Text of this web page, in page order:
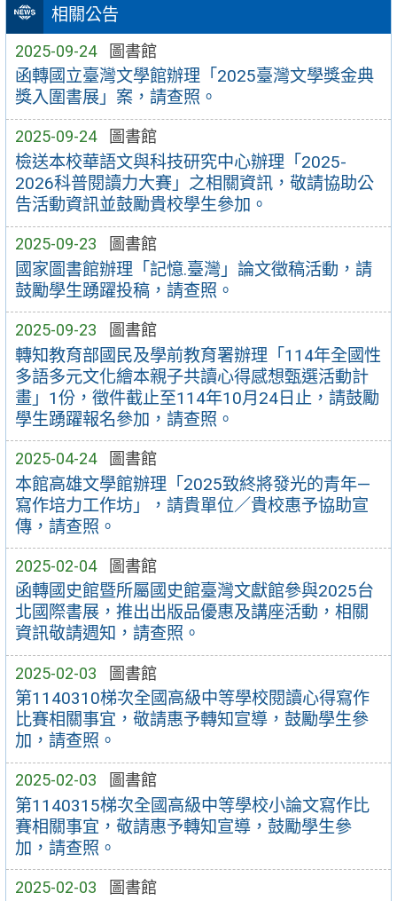
相關公告
2025-09-24 圖書館
函轉國立臺灣文學館辦理「2025臺灣文學獎金典
獎入圍書展」案，請查照。
2025-09-24 圖書館
檢送本校華語文與科技研究中心辦理「2025-
2026科普閱讀力大賽」之相關資訊，敬請協助公
告活動資訊並鼓勵貴校學生參加。
2025-09-23 圖書館
國家圖書館辦理「記憶.臺灣」論文徵稿活動，請
鼓勵學生踴躍投稿，請查照。
2025-09-23 圖書館
轉知教育部國民及學前教育署辦理「114年全國性
多語多元文化繪本親子共讀心得感想甄選活動計
畫」1份，徵件截止至114年10月24日止，請鼓勵
學生踴躍報名參加，請查照。
2025-04-24 圖書館
本館高雄文學館辦理「2025致終將發光的青年—
寫作培力工作坊」，請貴單位／貴校惠予協助宣
傳，請查照。
2025-02-04 圖書館
函轉國史館暨所屬國史館臺灣文獻館參與2025台
北國際書展，推出出版品優惠及講座活動，相關
資訊敬請週知，請查照。
2025-02-03 圖書館
第1140310梯次全國高級中等學校閱讀心得寫作
比賽相關事宜，敬請惠予轉知宣導，鼓勵學生參
加，請查照。
2025-02-03 圖書館
第1140315梯次全國高級中等學校小論文寫作比
賽相關事宜，敬請惠予轉知宣導，鼓勵學生參
加，請查照。
2025-02-03 圖書館